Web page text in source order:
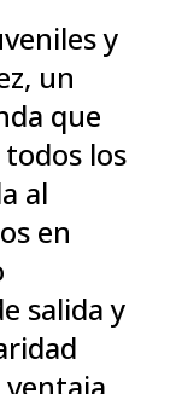
y
un
que
los
al
en
salida y